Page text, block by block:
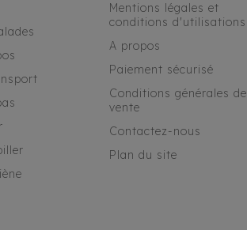
Mentions légales et
conditions d'utilisations
A propos
Paiement sécurisé
Conditions générales de
vente
Contactez-nous
Plan du site